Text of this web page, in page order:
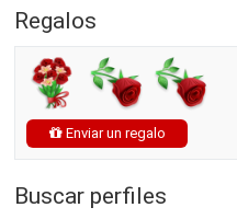
Regalos
Enviar un regalo
Buscar perfiles